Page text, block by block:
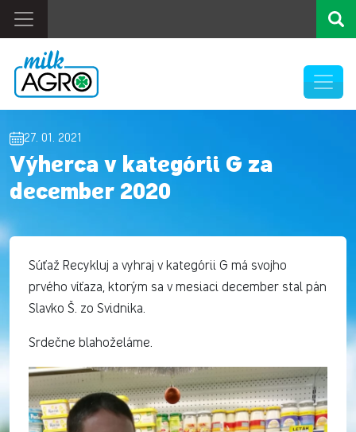
27. 01. 2021
Výherca v kategórii G za
december 2020
Súťaž Recykluj a vyhraj v kategórii G má svojho
prvého víťaza, ktorým sa v mesiaci december stal pán
Slavko Š. zo Svidnika.
Srdečne blahoželáme.